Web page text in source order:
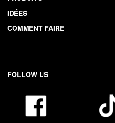
IDÉES
COMMENT FAIRE
FOLLOW US